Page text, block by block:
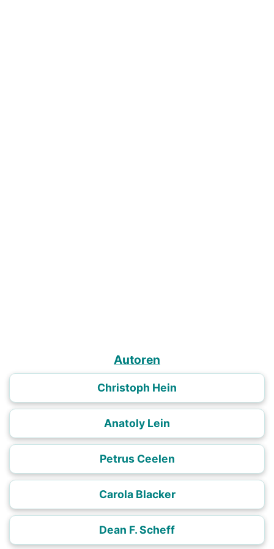
Autoren
Christoph Hein
Anatoly Lein
Petrus Ceelen
Carola Blacker
Dean F. Scheff